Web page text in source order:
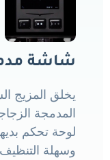
شاشة
يخلق المزيج
المدمجة
لوحة تحكم
وسهلة